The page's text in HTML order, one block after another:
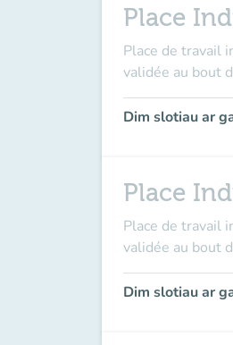
Place
Place de travail
validée au bout
Dim slotiau ar
Place
Place de travail
validée au bout
Dim slotiau ar